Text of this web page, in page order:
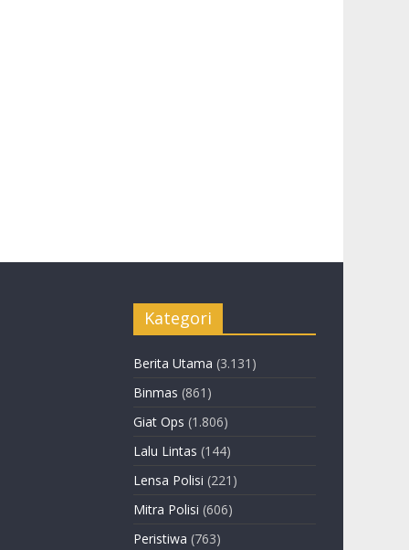
Kategori
Berita Utama (3.131)
Binmas (861)
Giat Ops (1.806)
Lalu Lintas (144)
Lensa Polisi (221)
Mitra Polisi (606)
Peristiwa (763)